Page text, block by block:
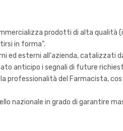
prodotti di alta
in forma”.
ed esterni all'azienda, catalizzati
anticipo i segnali di future
del Farmacista,
nazionale in grado di garantire